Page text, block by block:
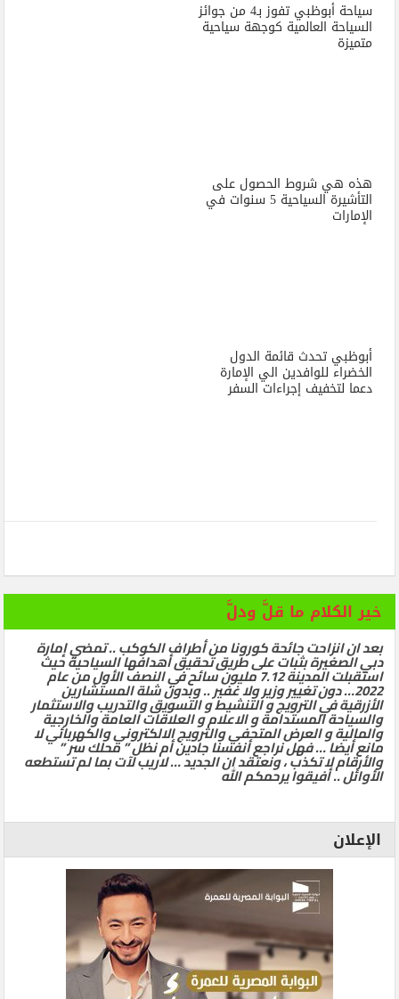
سياحة أبوظبي تفوز بـ4 من جوائز
السياحة العالمية كوجهة سياحية
متميزة
هذه هي شروط الحصول على
التأشيرة السياحية 5 سنوات في
الإمارات
أبوظبي تحدث قائمة الدول
الخضراء للوافدين الي الإمارة
دعما لتخفيف إجراءات السفر
خير الكلام ما قلَّ ودلَّ
بعد ان انزاحت جائحة كورونا من أطراف الكوكب .. تمضي إمارة
دبي الصغيرة بثبات على طريق تحقيق أهدافها السياحية حيث
استقبلت المدينة 7.12 مليون سائح في النصف الأول من عام
2022… دون تغيير وزير ولا غفير .. وبدون شلة المستشارين
الأزرقية في الترويج و التنشيط و التسويق والتدريب والاستثمار
والسياحة المستدامة و الاعلام و العلاقات العامة والخارجية
والمالية و العرض المتحفي والترويج الالكتروني والكهربائي لا
مانع أيضا … فهل نراجع أنفسنا جادين أم نظل ” محلك سر ”
والأرقام لا تكذب ، ونعتقد ان الجديد … لاريب لآت بما لم تستطعه
الأوائل .. أفيقوا يرحمكم الله
الإعلان